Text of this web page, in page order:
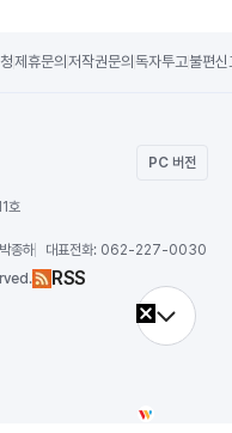
제휴문의 저작권문의 독자투고불편신
PC 버전
호
박종하 대표전화: 062-227-0030
RSS